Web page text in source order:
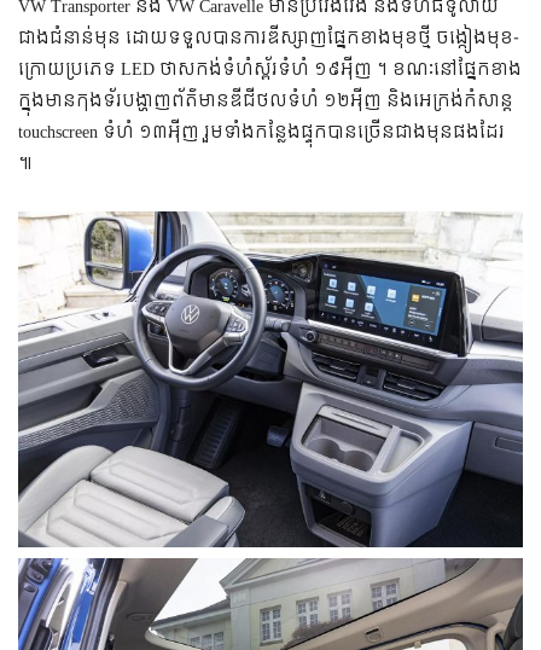
VW Transporter និង VW Caravelle មានប្រវែងវែង និងទំហំធំទូលាយ
ជាងជំនាន់មុន ដោយទទួលបានការឌីស្សាញផ្នែកខាងមុខថ្មី ចង្កៀងមុខ-
ក្រោយប្រភេទ LED ថាសកង់ទំហំស្ព័រទំហំ ១៩អ៉ីញ ។ ខណៈនៅផ្នែកខាង
ក្នុងមានកុងទ័របង្ហាញព័ត៌មានឌីជីថលទំហំ ១២អ៉ីញ និងអេក្រង់កំសាន្ត
touchscreen ទំហំ ១៣អ៉ីញ រួមទាំងកន្លែងផ្ទុកបានច្រើនជាងមុនផងដែរ
៕